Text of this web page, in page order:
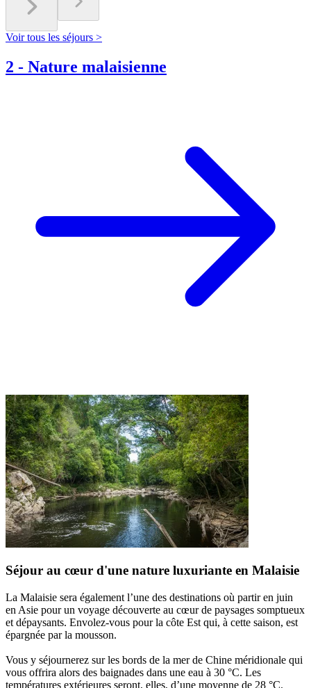
Voir tous les séjours >
2 - Nature malaisienne
Séjour au cœur d'une nature luxuriante en Malaisie
La Malaisie sera également l’une des destinations où partir en juin
en Asie pour un voyage découverte au cœur de paysages somptueux
et dépaysants. Envolez-vous pour la côte Est qui, à cette saison, est
épargnée par la mousson.
Vous y séjournerez sur les bords de la mer de Chine méridionale qui
vous offrira alors des baignades dans une eau à 30 °C. Les
températures extérieures seront, elles, d’une moyenne de 28 °C.